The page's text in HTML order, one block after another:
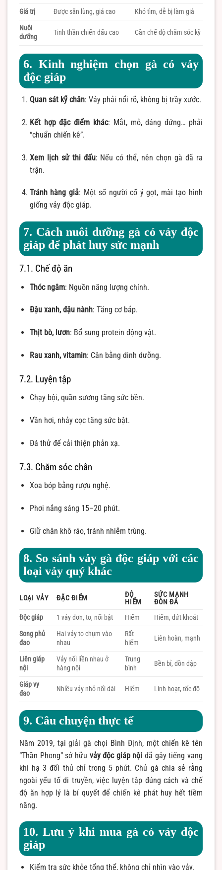
Giá trị
Được săn lùng, giá cao
Khó tìm, dễ bị làm giả
Nuôi
dưỡng
Tinh thần chiến đấu cao Cần chế độ chăm sóc kỹ
6. Kinh nghiệm chọn gà có vảy
độc giáp
Quan sát kỹ chân: Vảy phải nổi rõ, không bị trầy xước.
Kết hợp đặc điểm khác: Mắt, mỏ, dáng đứng… phải
“chuẩn chiến kê”.
Xem lịch sử thi đấu: Nếu có thể, nên chọn gà đã ra
trận.
Tránh hàng giả: Một số người cố ý gọt, mài tạo hình
giống vảy độc giáp.
7. Cách nuôi dưỡng gà có vảy độc
giáp để phát huy sức mạnh
7.1. Chế độ ăn
Thóc ngâm: Nguồn năng lượng chính.
Đậu xanh, đậu nành: Tăng cơ bắp.
Thịt bò, lươn: Bổ sung protein động vật.
Rau xanh, vitamin: Cân bằng dinh dưỡng.
7.2. Luyện tập
Chạy bội, quần sương tăng sức bền.
Vần hơi, nhảy cọc tăng sức bật.
Đá thử để cải thiện phản xạ.
7.3. Chăm sóc chân
Xoa bóp bằng rượu nghệ.
Phơi nắng sáng 15–20 phút.
Giữ chân khô ráo, tránh nhiễm trùng.
8. So sánh vảy gà độc giáp với các
loại vảy quý khác
LOẠI VẢY ĐẶC ĐIỂM
ĐỘ
HIẾM
SỨC MẠNH
ĐÒN ĐÁ
Độc giáp
1 vảy đơn, to, nổi bật Hiếm
Hiểm, dứt khoát
Song phủ
đao
Hai vảy to chụm vào
nhau
Rất
hiếm
Liên hoàn, mạnh
Liên giáp
nội
Vảy nối liền nhau ở
hàng nội
Trung
bình
Bền bỉ, dồn dập
Giáp vy
đao
Nhiều vảy nhỏ nối dài Hiếm Linh hoạt, tốc độ
9. Câu chuyện thực tế
Năm 2019, tại giải gà chọi Bình Định, một chiến kê tên
“Thần Phong” sở hữu vảy độc giáp nội đã gây tiếng vang
khi hạ 3 đối thủ chỉ trong 5 phút. Chủ gà chia sẻ rằng
ngoài yếu tố di truyền, việc luyện tập đúng cách và chế
độ ăn hợp lý là bí quyết để chiến kê phát huy hết tiềm
năng.
10. Lưu ý khi mua gà có vảy độc
giáp
Kiểm tra sức khỏe tổng thể, không chỉ nhìn vào vảy.